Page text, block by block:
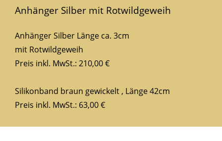
Anhänger Silber mit Rotwildgeweih
Anhänger Silber Länge ca. 3cm
mit Rotwildgeweih
Preis inkl. MwSt.: 210,00 €
Silikonband braun gewickelt , Länge 42cm
Preis inkl. MwSt.: 63,00 €